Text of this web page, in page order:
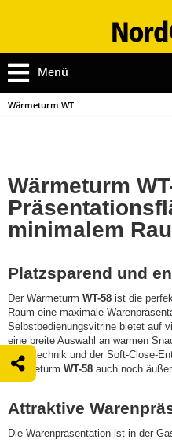
Menü
Wärmeturm WT
Wärmeturm
minimalem
Platzsparend und
Der Wärmeturm WT-58 ist die
Raum eine maximale
Selbstbedienungsvitrine bietet auf
eine breite Auswahl an warmen
Klimatechnik und der Soft-Close-
Wärmeturm WT-58 auch noch
Attraktive
Die Warenpräsentation ist in der